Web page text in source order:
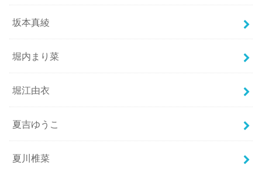
坂本真綾
堀内まり菜
堀江由衣
夏吉ゆうこ
夏川椎菜